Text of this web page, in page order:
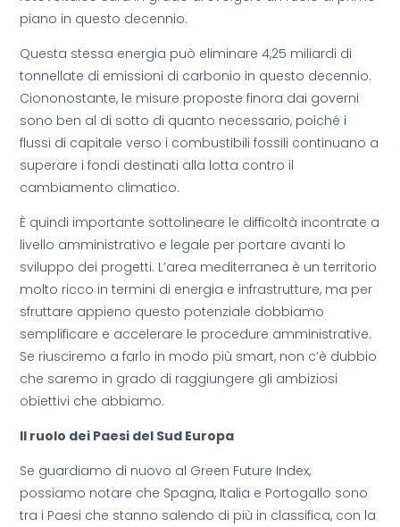
piano in questo decennio.
Questa stessa energia può eliminare 4,25 miliardi di
tonnellate di emissioni di carbonio in questo decennio.
Ciononostante, le misure proposte finora dai governi
sono ben al di sotto di quanto necessario, poiché i
flussi di capitale verso i combustibili fossili continuano a
superare i fondi destinati alla lotta contro il
cambiamento climatico.
È quindi importante sottolineare le difficoltà incontrate a
livello amministrativo e legale per portare avanti lo
sviluppo dei progetti. L’area mediterranea è un territorio
molto ricco in termini di energia e infrastrutture, ma per
sfruttare appieno questo potenziale dobbiamo
semplificare e accelerare le procedure amministrative.
Se riusciremo a farlo in modo più smart, non c’è dubbio
che saremo in grado di raggiungere gli ambiziosi
obiettivi che abbiamo.
Il ruolo dei Paesi del Sud Europa
Se guardiamo di nuovo al Green Future Index,
possiamo notare che Spagna, Italia e Portogallo sono
tra i Paesi che stanno salendo di più in classifica, con la